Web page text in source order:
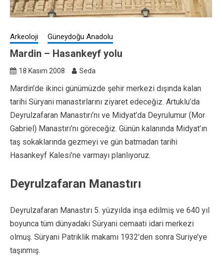
Arkeoloji Güneydoğu Anadolu
Mardin – Hasankeyf yolu
18 Kasım 2008 Seda
Mardin’de ikinci günümüzde şehir merkezi dışında kalan
tarihi Süryani manastırlarını ziyaret edeceğiz. Artuklu’da
Deyrulzafaran Manastırı’nı ve Midyat’da Deyrulumur (Mor
Gabriel) Manastırı’nı göreceğiz. Günün kalanında Midyat’ın
taş sokaklarında gezmeyi ve gün batmadan tarihi
Hasankeyf Kalesi’ne varmayı planlıyoruz.
Deyrulzafaran Manastırı
Deyrulzafaran Manastırı 5. yüzyılda inşa edilmiş ve 640 yıl
boyunca tüm dünyadaki Süryani cemaati idari merkezi
olmuş. Süryani Patriklik makamı 1932’den sonra Suriye’ye
taşınmış.